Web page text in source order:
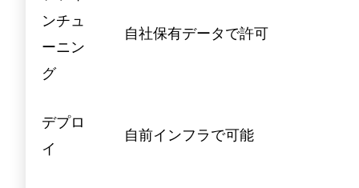
ンチュ
ーニン
グ
自社保有データで許可
デプロ
イ
自前インフラで可能